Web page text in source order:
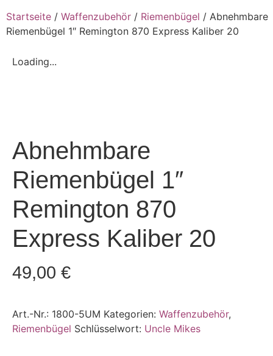
Startseite / Waffenzubehör / Riemenbügel / Abnehmbare
Riemenbügel 1″ Remington 870 Express Kaliber 20
Loading...
Abnehmbare
Riemenbügel 1″
Remington 870
Express Kaliber 20
49,00 €
Art.-Nr.: 1800-5UM Kategorien: Waffenzubehör,
Riemenbügel Schlüsselwort: Uncle Mikes